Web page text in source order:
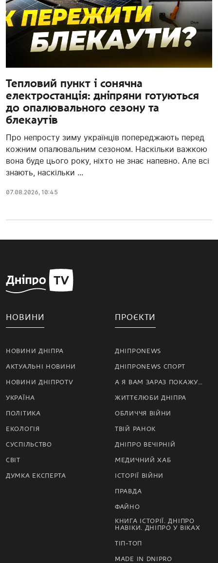
Тепловий пункт і сонячна
електростанція: дніпряни готуються
до опалювального сезону та
блекаутів
Про непросту зиму українців попереджають перед
кожним опалювальним сезоном. Наскільки важкою
вона буде цього року, ніхто не знає напевно. Але всі
знають, наскільки ...
07.08.2026, 10:45
НОВИНИ
НОВИНИ ДНІПРА
АКТУАЛЬНІ НОВИНИ
НОВИНИ ДНІПРОTV
УКРАЇНА
ПОЛІТИКА
ЕКОЛОГІЯ
СУСПІЛЬСТВО
СВІТ
ДУМКА ЕКСПЕРТА
ПРОЄКТИ
ДНІПРОNEWS
ДНІПРОNEWS СПОРТ
А Я ВАМ ЗАРАЗ ПОКАЖУ…
ЖИТТЄЛЮБИ ДНІПРА
ОБЛИЧЧЯ ВІЙНИ
ТВІЙ РАНОК
ДНІПРО ВЕЧІРНІЙ
МЕДИЧНИЙ ХАБ
ІСТОРІЇ ВІЙНИ
ПРАВДА
ФАЙНО
КНИГА ІСТОРІЇ. ДНІПРО
НАВІКИ. ДНІПРО У ВІКАХ
ТІП-ТОП
MADE IN DNIPRO